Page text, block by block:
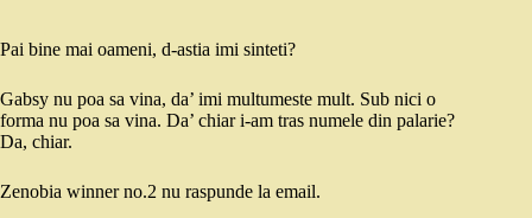
Pai bine mai oameni, d-astia imi sinteti?
Gabsy nu poa sa vina, da’ imi multumeste mult. Sub nici o
forma nu poa sa vina. Da’ chiar i-am tras numele din palarie?
Da, chiar.
Zenobia winner no.2 nu raspunde la email.